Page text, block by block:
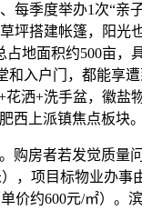
每季度举办1次“亲
坪搭建帐篷，阳光
地面积约500亩，
和入户门，都能享
洒+洗手盆，徽盐
西上派镇焦点板块
房者若发觉质量
，项目标物业办事
价约600元/㎡）。